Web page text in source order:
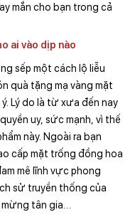
mắn cho bạn trong cả
ai vào dịp nào
sếp một cách lộ liễu
quà tặng mạ vàng mặt
Lý do là từ xưa đến nay
uy, sức mạnh, vì thế
này. Ngoài ra bạn
cấp mặt trống đồng hoa
mê lĩnh vực phong
sử truyền thống của
tân gia…